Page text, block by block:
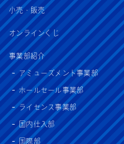
小売・販売
オンラインくじ
事業部紹介
アミューズメント事業部
ホールセール事業部
ライセンス事業部
国内仕入部
国際部